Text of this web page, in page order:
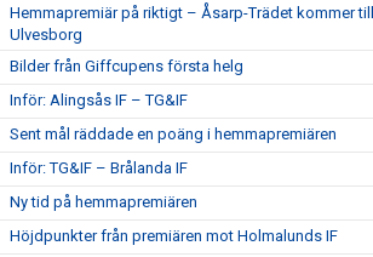
Hemmapremiär på riktigt – Åsarp-Trädet kommer till
Ulvesborg
Bilder från Giffcupens första helg
Inför: Alingsås IF – TG&IF
Sent mål räddade en poäng i hemmapremiären
Inför: TG&IF – Brålanda IF
Ny tid på hemmapremiären
Höjdpunkter från premiären mot Holmalunds IF